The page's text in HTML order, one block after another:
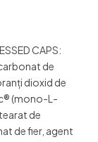
CAPS:
de
dioxid de
(mono-L-
de
de fier, agent